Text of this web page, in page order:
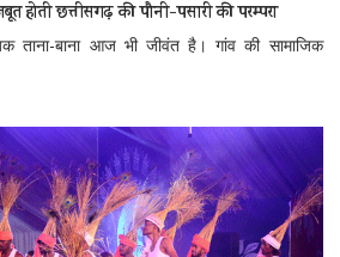
छत्तीसगढ़ की पौनी-पसारी की परम्परा
ताना-बाना आज भी जीवंत है। गांव की सामाजिक